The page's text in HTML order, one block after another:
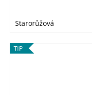
Starorůžová
TIP